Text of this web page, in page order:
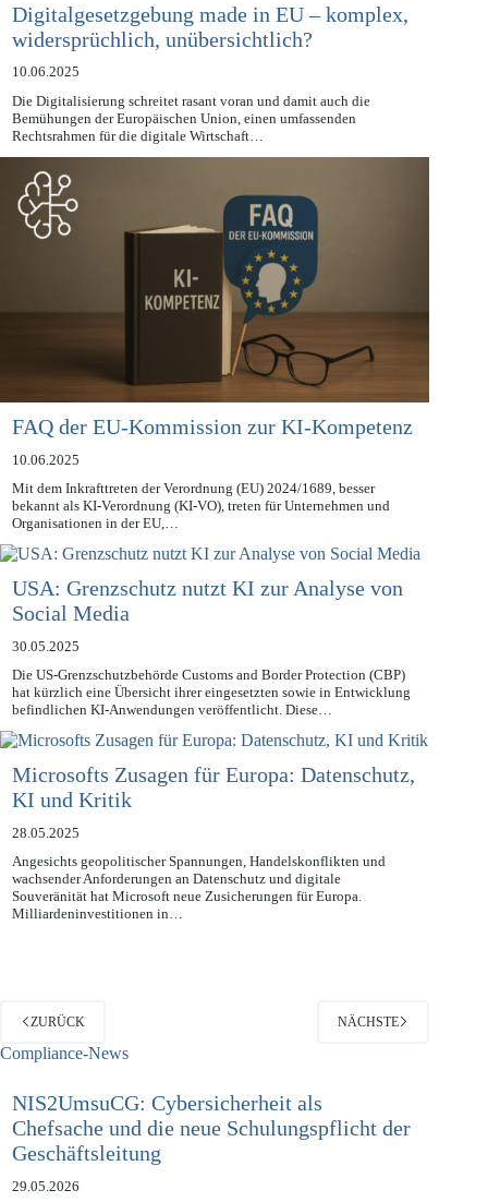
Digitalgesetzgebung made in EU – komplex,
widersprüchlich, unübersichtlich?
10.06.2025
Die Digitalisierung schreitet rasant voran und damit auch die
Bemühungen der Europäischen Union, einen umfassenden
Rechtsrahmen für die digitale Wirtschaft…
FAQ der EU-Kommission zur KI-Kompetenz
10.06.2025
Mit dem Inkrafttreten der Verordnung (EU) 2024/1689, besser
bekannt als KI-Verordnung (KI-VO), treten für Unternehmen und
Organisationen in der EU,…
USA: Grenzschutz nutzt KI zur Analyse von
Social Media
30.05.2025
Die US-Grenzschutzbehörde Customs and Border Protection (CBP)
hat kürzlich eine Übersicht ihrer eingesetzten sowie in Entwicklung
befindlichen KI-Anwendungen veröffentlicht. Diese…
Microsofts Zusagen für Europa: Datenschutz,
KI und Kritik
28.05.2025
Angesichts geopolitischer Spannungen, Handelskonflikten und
wachsender Anforderungen an Datenschutz und digitale
Souveränität hat Microsoft neue Zusicherungen für Europa.
Milliardeninvestitionen in…
ZURÜCK NÄCHSTE
Compliance-News
NIS2UmsuCG: Cybersicherheit als
Chefsache und die neue Schulungspflicht der
Geschäftsleitung
29.05.2026